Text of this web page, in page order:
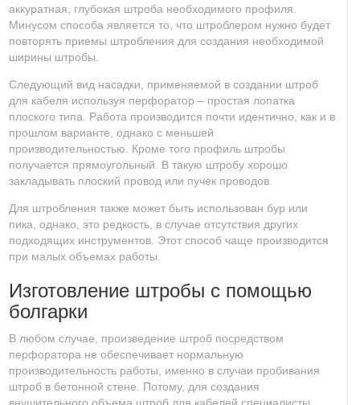
аккуратная, глубокая штроба необходимого профиля.
Минусом способа является то, что штроблером нужно будет
повторять приемы штробления для создания необходимой
ширины штробы.
Следующий вид насадки, применяемой в создании штроб
для кабеля используя перфоратор – простая лопатка
плоского типа. Работа производится почти идентично, как и в
прошлом варианте, однако с меньшей
производительностью. Кроме того профиль штробы
получается прямоугольный. В такую штробу хорошо
закладывать плоский провод или пучек проводов.
Для штробления также может быть использован бур или
пика, однако, это редкость, в случае отсутствия других
подходящих инструментов. Этот способ чаще производится
при малых объемах работы.
Изготовление штробы с помощью
болгарки
В любом случае, произведение штроб посредством
перфоратора не обеспечивает нормальную
производительность работы, именно в случаи пробивания
штроб в бетонной стене. Потому, для создания